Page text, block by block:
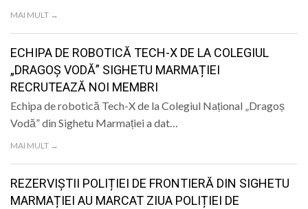
MAI MULT →
ECHIPA DE ROBOTICĂ TECH-X DE LA COLEGIUL
„DRAGOȘ VODĂ” SIGHETU MARMAȚIEI
RECRUTEAZĂ NOI MEMBRI
Echipa de robotică Tech-X de la Colegiul Național „Dragoș
Vodă” din Sighetu Marmației a dat…
MAI MULT →
REZERVIȘTII POLIȚIEI DE FRONTIERĂ DIN SIGHETU
MARMAȚIEI AU MARCAT ZIUA POLIȚIEI DE